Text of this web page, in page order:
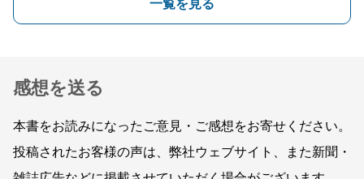
一覧を見る
感想を送る
本書をお読みになったご意見・ご感想をお寄せください。
投稿されたお客様の声は、弊社ウェブサイト、また新聞・